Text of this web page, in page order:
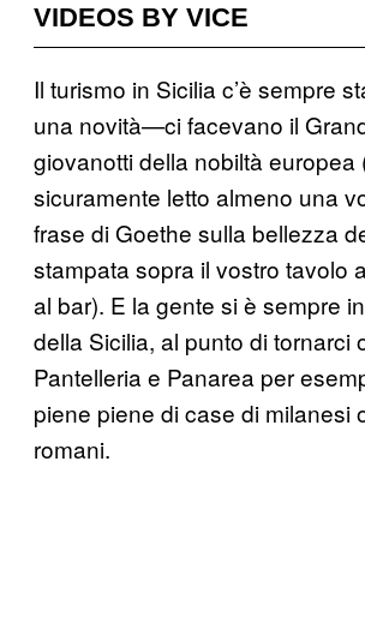
VIDEOS BY VICE
Il turismo in Sicilia c’è sempre
una novità—ci facevano il
giovanotti della nobiltà europea
sicuramente letto almeno una
frase di Goethe sulla bellezza
stampata sopra il vostro tavolo
al bar). E la gente si è sempre
della Sicilia, al punto di
Pantelleria e Panarea per
piene piene di case di milanesi
romani.